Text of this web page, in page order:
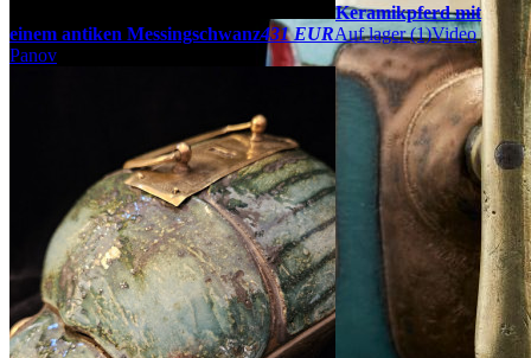
Keramikpferd mit
einem antiken Messingschwanz431 EURAuf lager (1)Video
Panov